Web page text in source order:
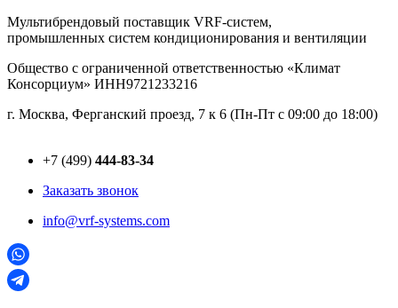
Перейти
к
Мультибрендовый поставщик VRF-cистем,
промышленных систем кондиционирования и вентиляции
Общество с ограниченной ответственностью «Климат
Консорциум» ИНН9721233216
г. Москва, Ферганский проезд, 7 к 6 (Пн-Пт с 09:00 до 18:00)
+7 (499) 444-83-34
Заказать звонок
info@vrf-systems.com